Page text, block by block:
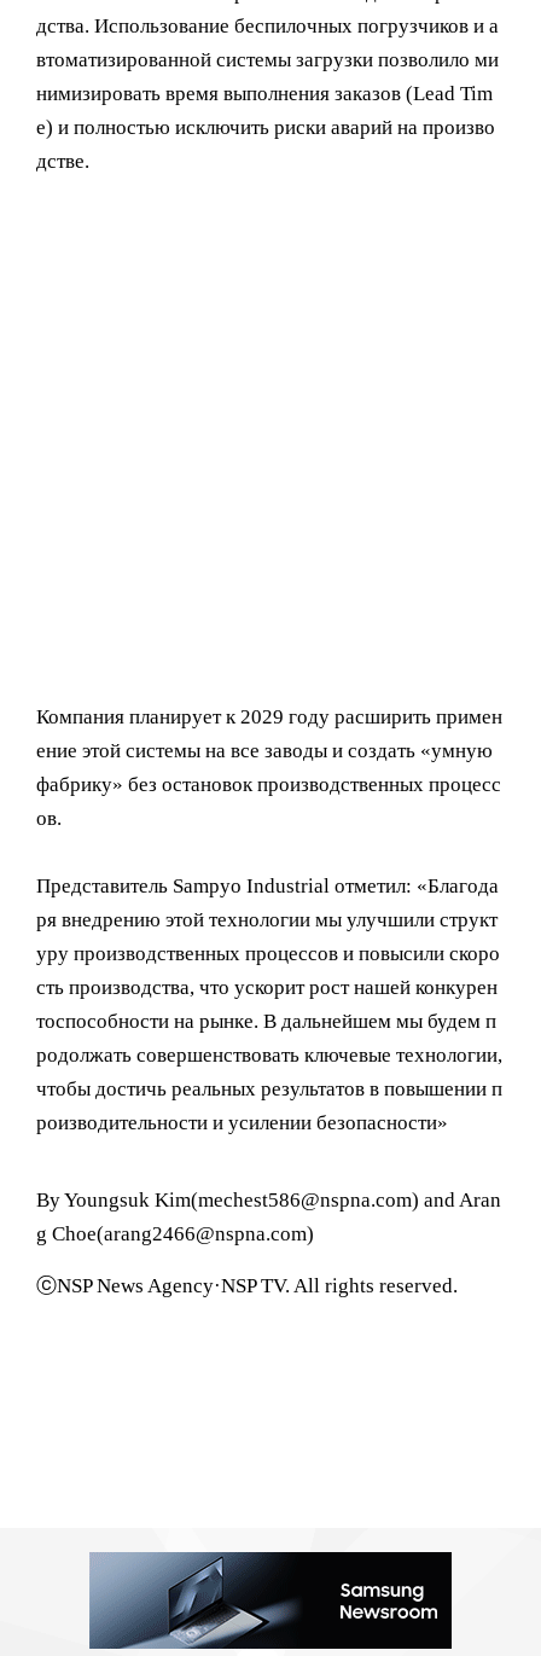
дства. Использование беспилочных погрузчиков и а
втоматизированной системы загрузки позволило ми
нимизировать время выполнения заказов (Lead Tim
e) и полностью исключить риски аварий на произво
дстве.
Компания планирует к 2029 году расширить примен
ение этой системы на все заводы и создать «умную
фабрику» без остановок производственных процесс
ов.
Представитель Sampyo Industrial отметил: «Благода
ря внедрению этой технологии мы улучшили структ
уру производственных процессов и повысили скоро
сть производства, что ускорит рост нашей конкурен
тоспособности на рынке. В дальнейшем мы будем п
родолжать совершенствовать ключевые технологии,
чтобы достичь реальных результатов в повышении п
роизводительности и усилении безопасности»
By Youngsuk Kim(mechest586@nspna.com) and Aran
g Choe(arang2466@nspna.com)
ⓒNSP News Agency·NSP TV. All rights reserved.